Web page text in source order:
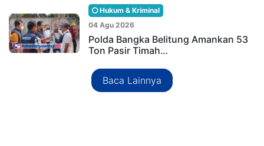
Hukum & Kriminal
04 Agu 2026
Polda Bangka Belitung Amankan 53
Ton Pasir Timah…
Baca Lainnya